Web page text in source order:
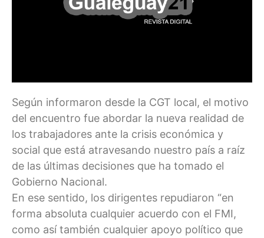
Según informaron desde la CGT local, el motivo
del encuentro fue abordar la nueva realidad de
los trabajadores ante la crisis económica y
social que está atravesando nuestro país a raíz
de las últimas decisiones que ha tomado el
Gobierno Nacional.
En ese sentido, los dirigentes repudiaron “en
forma absoluta cualquier acuerdo con el FMI,
como así también cualquier apoyo político que